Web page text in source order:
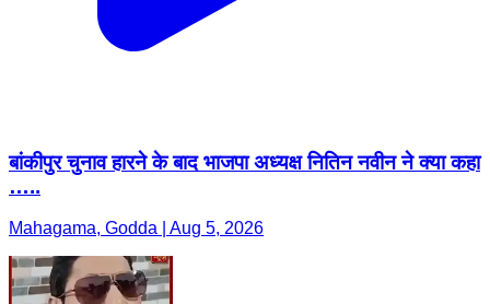
बांकीपुर चुनाव हारने के बाद भाजपा अध्यक्ष नितिन नवीन ने क्या कहा
…..
Mahagama, Godda | Aug 5, 2026